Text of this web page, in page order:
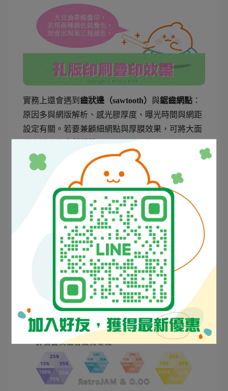
實務上還會遇到 齒狀邊（sawtooth） 與鋸齒網點 ：
原因多與網版解析、感光膠厚度、曝光時間與網距
設定有關。若要兼顧細網點與厚膜效果，可將大面
留視覺實地、又降低回黏與烘乾壓力。另可透過
退
網（trapping）
避免套印邊緣露白。
四、色彩系統 孔版油墨的顏色與選項
市面孔版油墨常以 12～25 色的標準色為基礎，再
透過調墨系統對應 PANTONE®。與平版不同的
是，孔版多半不直接使用 CMYK 網印量產，而是
專色＋少量網點 達到扎實色塊與質感。若需精準
色彩管理，請向配色廠商索取對應的Solid
Coated/Uncoated
參考，並於相同基材、網目與烘烤
條件下打樣確認。